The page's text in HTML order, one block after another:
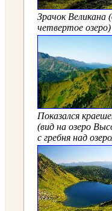
Зрачок Великана
четвертое озеро)
Показался
(вид на озеро
с гребня над